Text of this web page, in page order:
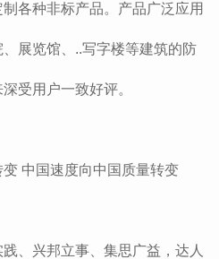
各种非标产品。产品广泛应用
展览馆、..写字楼等建筑的防
受用户一致好评。
中国速度向中国质量转变
、兴邦立事、集思广益，达人